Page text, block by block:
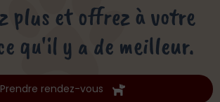
plus et offrez à votre
qu'il y a de meilleur.
Prendre rendez-vous